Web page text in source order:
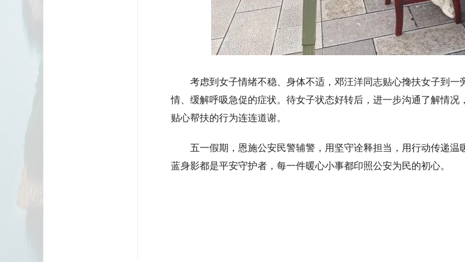
考虑到女子情绪不稳、身体不适，邓汪洋同志贴心搀扶女子到一
情、缓解呼吸急促的症状。待女子状态好转后，进一步沟通了解情
贴心帮扶的行为连连道谢。
五一假期，恩施公安民警辅警，用坚守诠释担当，用行动传递温
蓝身影都是平安守护者，每一件暖心小事都印照公安为民的初心。